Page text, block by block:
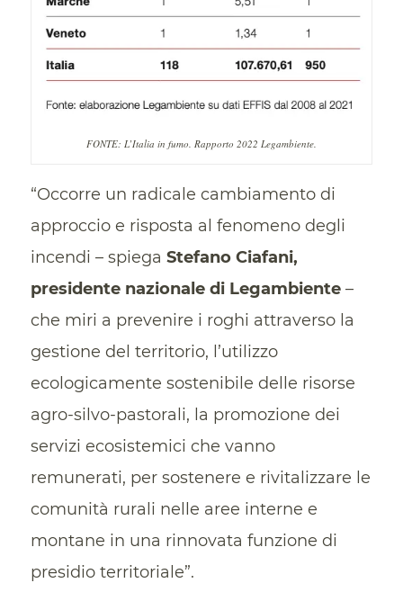
FONTE: L’Italia in fumo. Rapporto 2022 Legambiente.
“Occorre un radicale cambiamento di
approccio e risposta al fenomeno degli
incendi – spiega Stefano Ciafani,
presidente nazionale di Legambiente–
che miri a prevenire i roghi attraverso la
gestione del territorio, l’utilizzo
ecologicamente sostenibile delle risorse
agro-silvo-pastorali, la promozione dei
servizi ecosistemici che vanno
remunerati, per sostenere e rivitalizzare le
comunità rurali nelle aree interne e
montane in una rinnovata funzione di
presidio territoriale”.